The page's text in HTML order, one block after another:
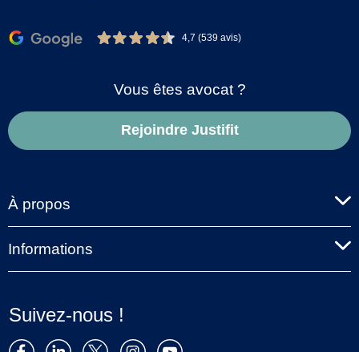
4,7 (539 avis)
Vous êtes avocat ?
Rejoindre Justifit
À propos
Informations
Suivez-nous !